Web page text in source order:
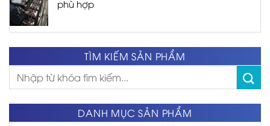
phù hợp
TÌM KIẾM SẢN PHẨM
Tìm
kiếm:
DANH MỤC SẢN PHẨM